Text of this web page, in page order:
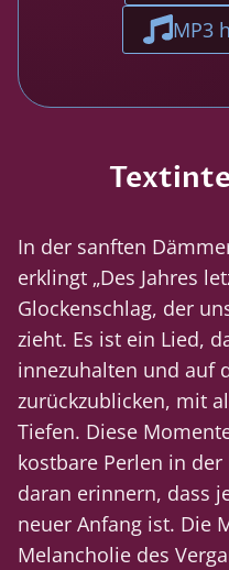
MP3
In der sanften
erklingt „Des Jahres
Glockenschlag, der
zieht. Es ist ein Lied,
innezuhalten und auf
zurückzublicken, mit
Tiefen. Diese
kostbare Perlen in
daran erinnern, dass
neuer Anfang ist. Die
Melancholie des